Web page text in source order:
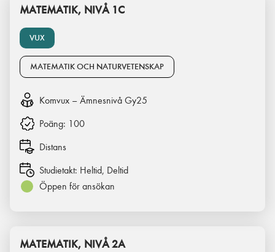
VUX
MATEMATIK, NIVÅ 1C
MATEMATIK OCH NATURVETENSKAP
Komvux – Ämnesnivå Gy25
Poäng: 100
Distans
Studietakt: Heltid, Deltid
Öppen för ansökan
MATEMATIK, NIVÅ 2A